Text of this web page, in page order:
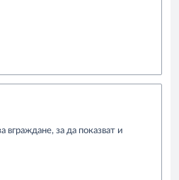
вграждане, за да показват и